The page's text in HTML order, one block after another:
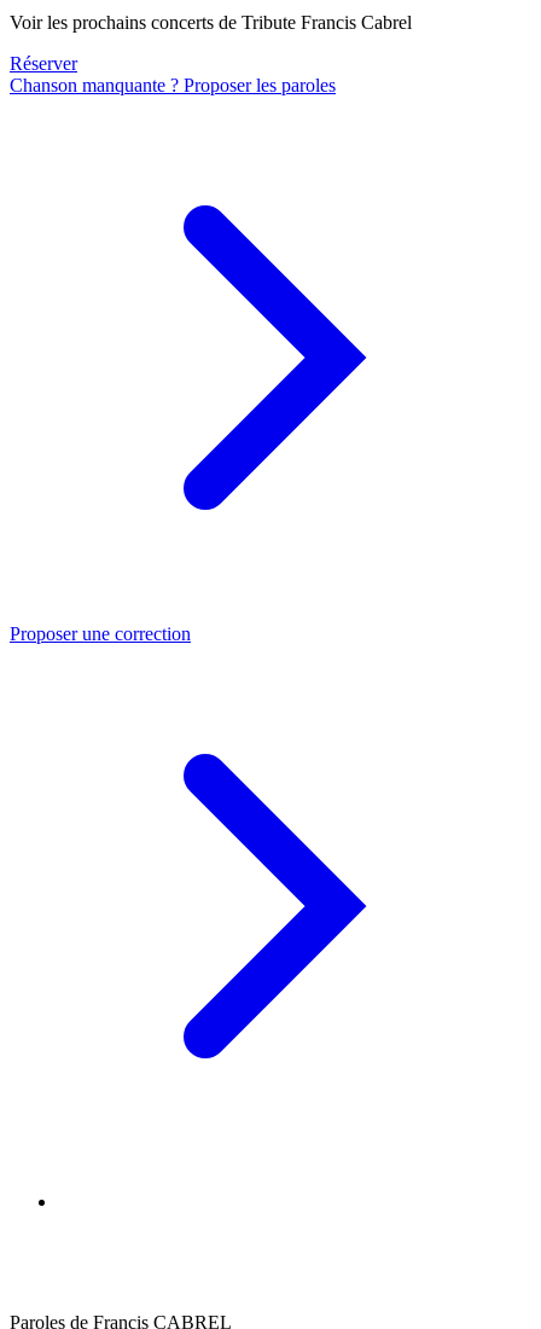
Voir les prochains concerts de Tribute Francis Cabrel
Réserver
Chanson manquante ? Proposer les paroles
Proposer une correction
Paroles de Francis CABREL